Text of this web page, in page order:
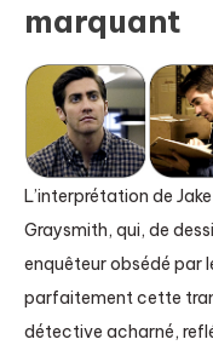
marquant
L’interprétation de
Graysmith, qui, de
enquêteur obsédé par
parfaitement cette
détective acharné,